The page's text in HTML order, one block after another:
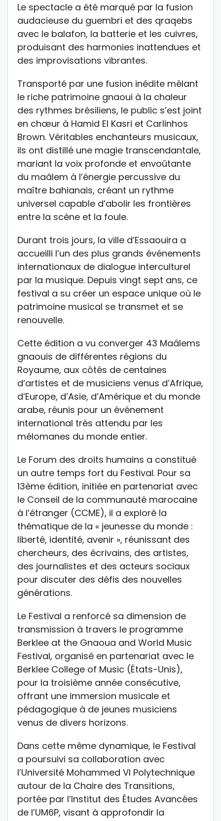
Le spectacle a été marqué par la fusion
audacieuse du guembri et des qraqebs
avec le balafon, la batterie et les cuivres,
produisant des harmonies inattendues et
des improvisations vibrantes.
Transporté par une fusion inédite mêlant
le riche patrimoine gnaoui à la chaleur
des rythmes brésiliens, le public s’est joint
en chœur à Hamid El Kasri et Carlinhos
Brown. Véritables enchanteurs musicaux,
ils ont distillé une magie transcendantale,
mariant la voix profonde et envoûtante
du maâlem à l’énergie percussive du
maître bahianais, créant un rythme
universel capable d’abolir les frontières
entre la scène et la foule.
Durant trois jours, la ville d’Essaouira a
accueilli l’un des plus grands événements
internationaux de dialogue interculturel
par la musique. Depuis vingt sept ans, ce
festival a su créer un espace unique où le
patrimoine musical se transmet et se
renouvelle.
Cette édition a vu converger 43 Maâlems
gnaouis de différentes régions du
Royaume, aux côtés de centaines
d’artistes et de musiciens venus d’Afrique,
d’Europe, d’Asie, d’Amérique et du monde
arabe, réunis pour un événement
international très attendu par les
mélomanes du monde entier.
Le Forum des droits humains a constitué
un autre temps fort du Festival. Pour sa
13ème édition, initiée en partenariat avec
le Conseil de la communauté marocaine
à l’étranger (CCME), il a exploré la
thématique de la « jeunesse du monde :
liberté, identité, avenir », réunissant des
chercheurs, des écrivains, des artistes,
des journalistes et des acteurs sociaux
pour discuter des défis des nouvelles
générations.
Le Festival a renforcé sa dimension de
transmission à travers le programme
Berklee at the Gnaoua and World Music
Festival, organisé en partenariat avec le
Berklee College of Music (États-Unis),
pour la troisième année consécutive,
offrant une immersion musicale et
pédagogique à de jeunes musiciens
venus de divers horizons.
Dans cette même dynamique, le Festival
a poursuivi sa collaboration avec
l’Université Mohammed VI Polytechnique
autour de la Chaire des Transitions,
portée par l’Institut des Études Avancées
de l’UM6P, visant à approfondir la